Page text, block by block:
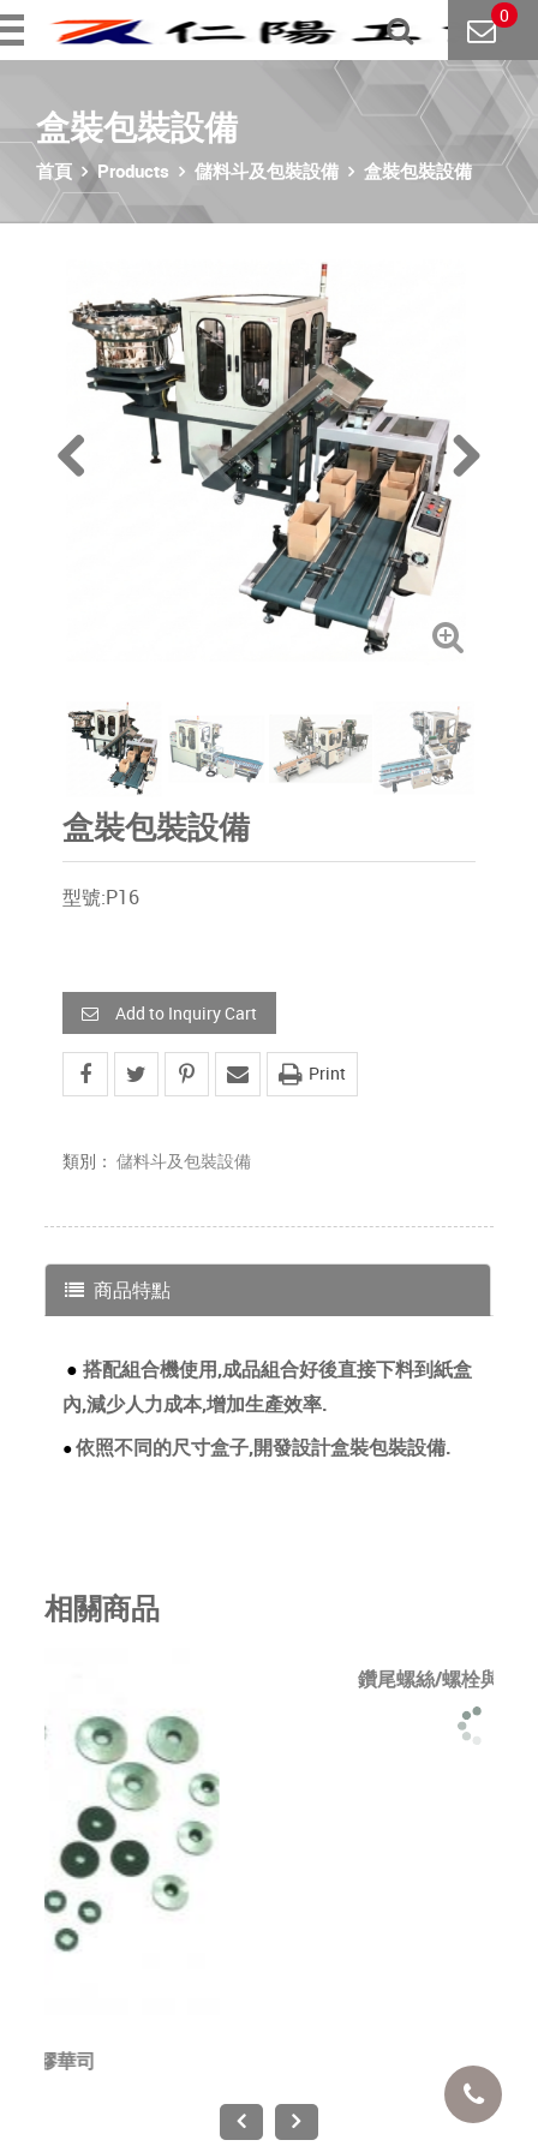
0
盒裝包裝設備
首頁 Products 儲料斗及包裝設備 盒裝包裝設備
盒裝包裝設備
型號:P16
Add to Inquiry Cart
Print
類別：儲料斗及包裝設備
商品特點
●搭配組合機使用,成品組合好後直接下料到紙盒
內,減少人力成本,增加生產效率.
●依照不同的尺寸盒子,開發設計盒裝包裝設備.
相關商品
鑽尾螺絲/螺栓與華司組合機